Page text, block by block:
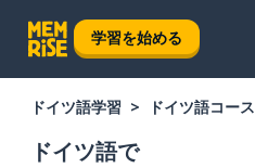
学習を始める
ドイツ語学習 ドイツ語コース
ドイツ語で